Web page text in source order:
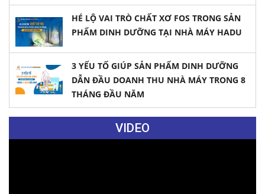
HÉ LỘ VAI TRÒ CHẤT XƠ FOS TRONG SẢN
PHẨM DINH DƯỠNG TẠI NHÀ MÁY HADU
3 YẾU TỐ GIÚP SẢN PHẨM DINH DƯỠNG
DẪN ĐẦU DOANH THU NHÀ MÁY TRONG 8
THÁNG ĐẦU NĂM
VIDEO